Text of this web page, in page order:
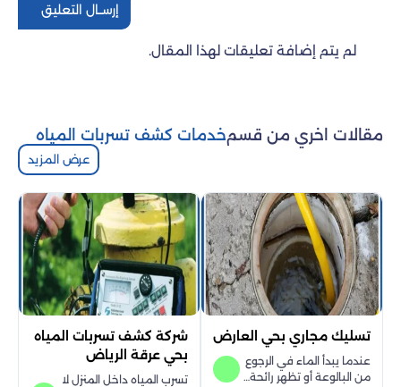
إرســال التعليق
لم يتم إضافة تعليقات لهذا المقال.
مقالات اخري من قسمخدمات كشف تسربات المياه
عرض المزيد
تسليك مجاري بحي العارض
عندما يبدأ الماء في الرجوع
من البالوعة أو تظهر رائحة…
شركة كشف تسربات المياه
بحي عرقة الرياض
تسرب المياه داخل المنزل لا